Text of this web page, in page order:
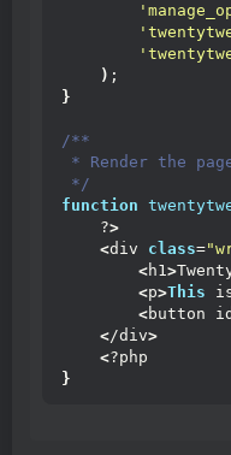
) ;
}
/**
* Render the
*/
function
    ?
>
<div class=
<h1>
<p>This
<button
</div>
<?php
}